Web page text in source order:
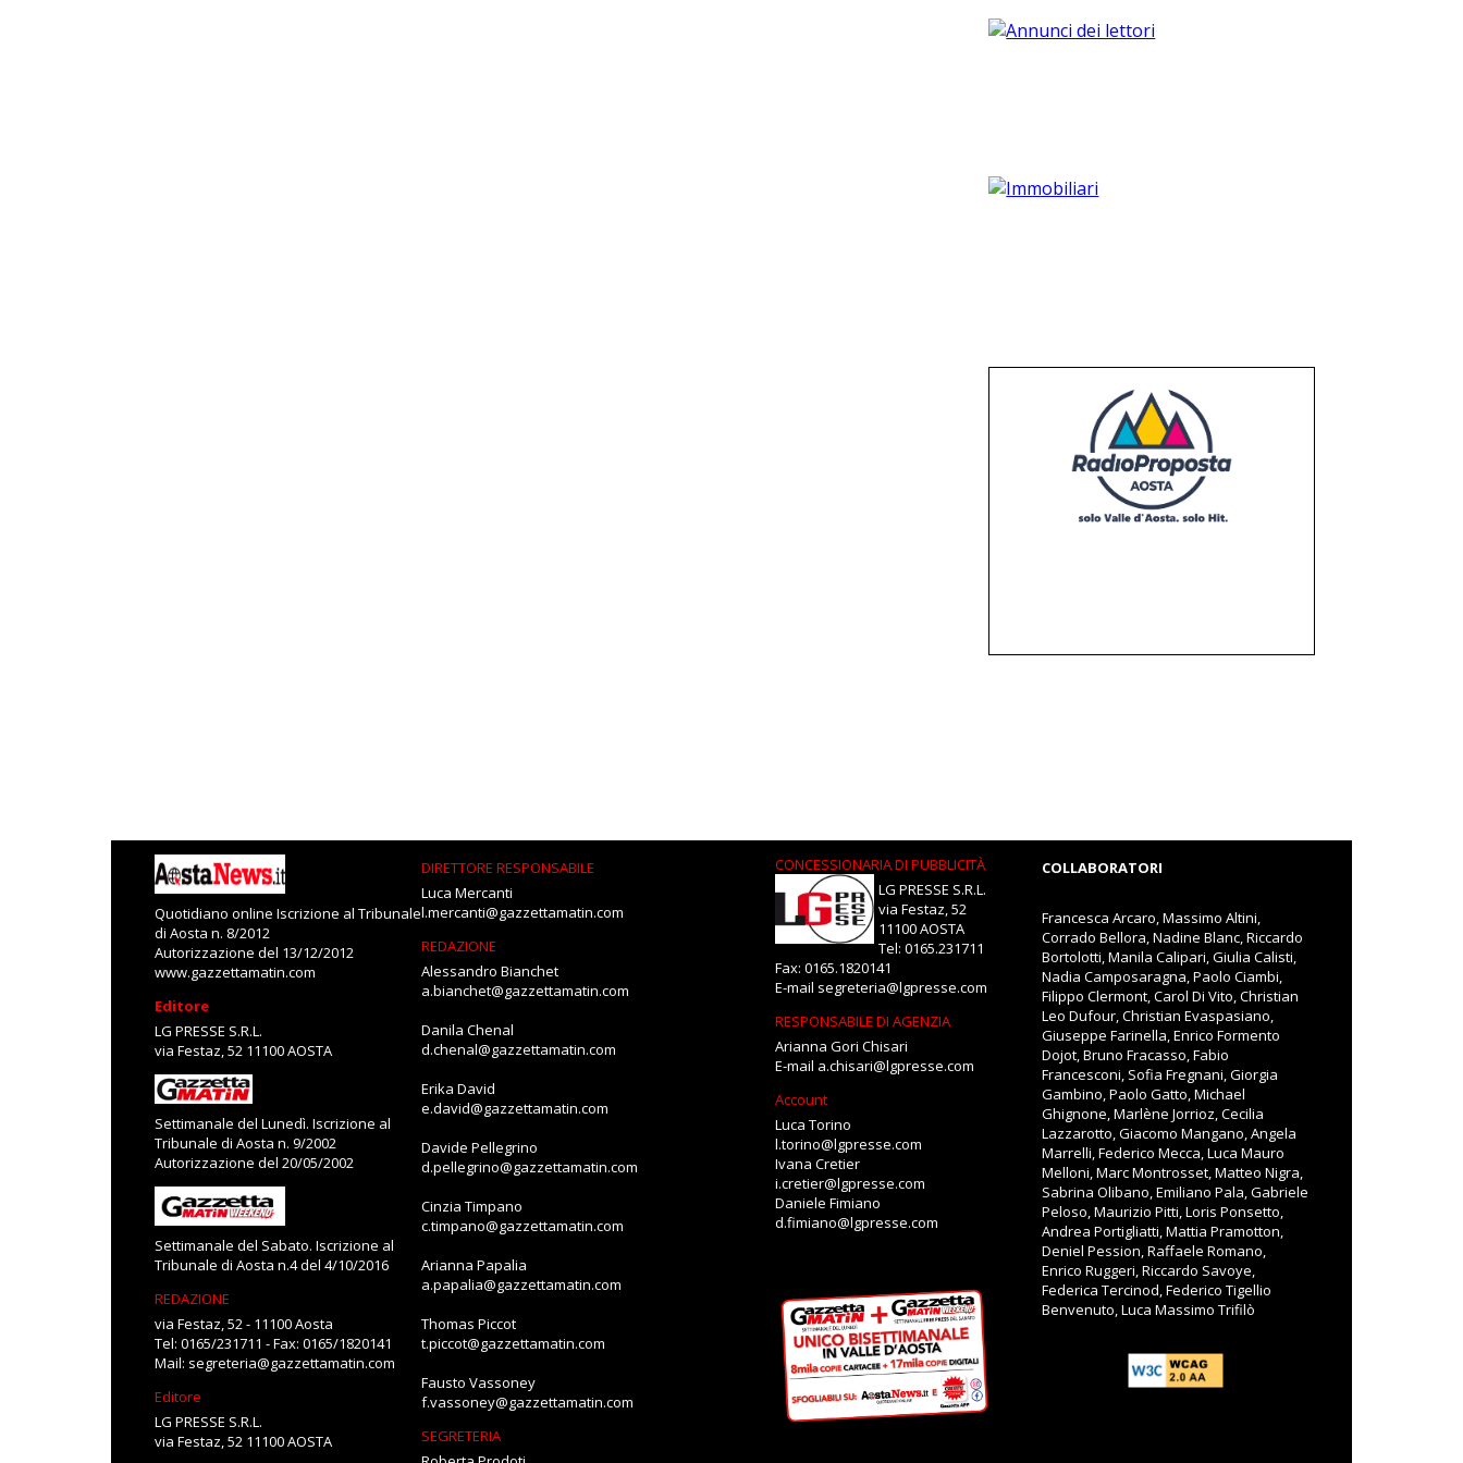
Quotidiano online Iscrizione al Tribunale
di Aosta n. 8/2012
Autorizzazione del 13/12/2012
www.gazzettamatin.com
Editore
LG PRESSE S.R.L.
via Festaz, 52 11100 AOSTA
Settimanale del Lunedì. Iscrizione al
Tribunale di Aosta n. 9/2002
Autorizzazione del 20/05/2002
Settimanale del Sabato. Iscrizione al
Tribunale di Aosta n.4 del 4/10/2016
REDAZIONE
via Festaz, 52 - 11100 Aosta
Tel: 0165/231711 - Fax: 0165/1820141
Mail: segreteria@gazzettamatin.com
Editore
LG PRESSE S.R.L.
via Festaz, 52 11100 AOSTA
DIRETTORE RESPONSABILE
Luca Mercanti
l.mercanti@gazzettamatin.com
REDAZIONE
Alessandro Bianchet
a.bianchet@gazzettamatin.com
Danila Chenal
d.chenal@gazzettamatin.com
Erika David
e.david@gazzettamatin.com
Davide Pellegrino
d.pellegrino@gazzettamatin.com
Cinzia Timpano
c.timpano@gazzettamatin.com
Arianna Papalia
a.papalia@gazzettamatin.com
Thomas Piccot
t.piccot@gazzettamatin.com
Fausto Vassoney
f.vassoney@gazzettamatin.com
SEGRETERIA
CONCESSIONARIA DI PUBBLICITÀ
LG PRESSE S.R.L.
via Festaz, 52
11100 AOSTA
Tel: 0165.231711
Fax: 0165.1820141
E-mail segreteria@lgpresse.com
RESPONSABILE DI AGENZIA
Arianna Gori Chisari
E-mail a.chisari@lgpresse.com
Account
Luca Torino
l.torino@lgpresse.com
Ivana Cretier
i.cretier@lgpresse.com
Daniele Fimiano
d.fimiano@lgpresse.com
COLLABORATORI
Francesca Arcaro, Massimo Altini,
Corrado Bellora, Nadine Blanc, Riccardo
Bortolotti, Manila Calipari, Giulia Calisti,
Nadia Camposaragna, Paolo Ciambi,
Filippo Clermont, Carol Di Vito, Christian
Leo Dufour, Christian Evaspasiano,
Giuseppe Farinella, Enrico Formento
Dojot, Bruno Fracasso, Fabio
Francesconi, Sofia Fregnani, Giorgia
Gambino, Paolo Gatto, Michael
Ghignone, Marlène Jorrioz, Cecilia
Lazzarotto, Giacomo Mangano, Angela
Marrelli, Federico Mecca, Luca Mauro
Melloni, Marc Montrosset, Matteo Nigra,
Sabrina Olibano, Emiliano Pala, Gabriele
Peloso, Maurizio Pitti, Loris Ponsetto,
Andrea Portigliatti, Mattia Pramotton,
Deniel Pession, Raffaele Romano,
Enrico Ruggeri, Riccardo Savoye,
Federica Tercinod, Federico Tigellio
Benvenuto, Luca Massimo Trifilò